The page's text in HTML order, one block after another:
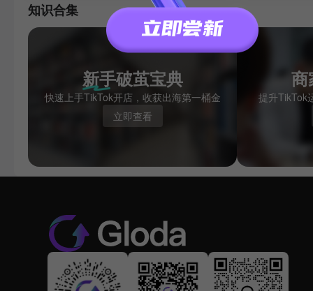
知识合集
新手破茧宝典
快速上手TikTok开店，收获出海第一桶金
立即查看
商
提升TikTok